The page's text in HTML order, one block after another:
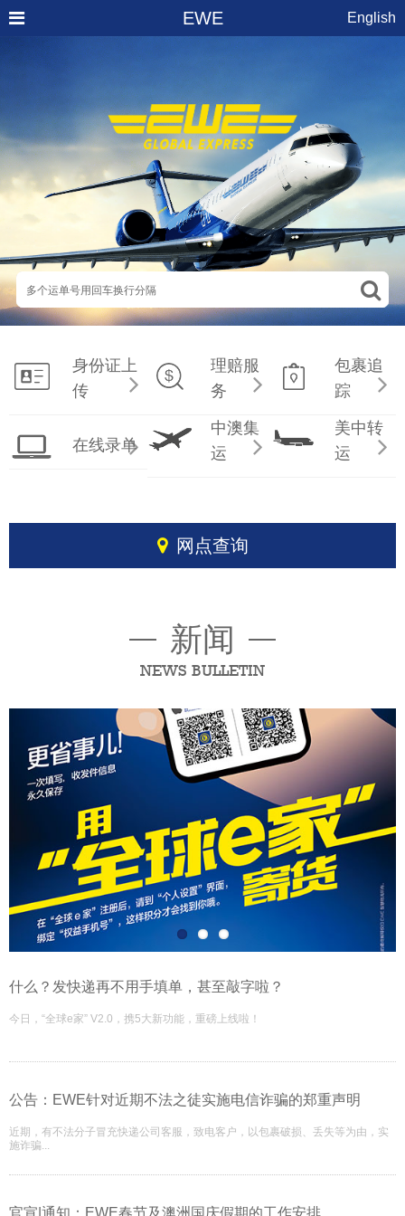
EWE English
身份证上
传
理赔服
务
包裹追
踪
在线录单
中澳集
运
美中转
运
网点查询
新闻
NEWS BULLETIN
什么？发快递再不用手填单，甚至敲字啦？
今日，“全球e家” V2.0，携5大新功能，重磅上线啦！
公告：EWE针对近期不法之徒实施电信诈骗的郑重声明
近期，有不法分子冒充快递公司客服，致电客户，以包裹破损、丢失等为由，实
施诈骗...
官宣|通知：EWE春节及澳洲国庆假期的工作安排